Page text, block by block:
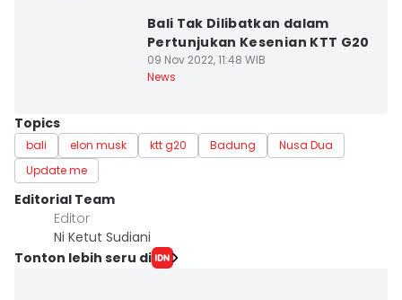
Bali Tak Dilibatkan dalam
Pertunjukan Kesenian KTT G20
09 Nov 2022, 11:48 WIB
News
Topics
bali elon musk ktt g20 Badung
Nusa Dua
Update me
Editorial Team
Editor
Ni Ketut Sudiani
Tonton lebih seru di